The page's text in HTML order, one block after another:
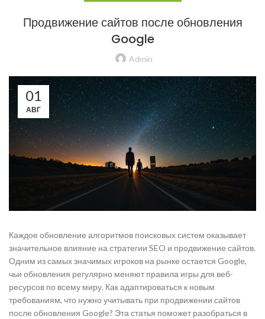
Продвижение сайтов после обновления
Google
Admin
01
АВГ
Каждое обновление алгоритмов поисковых систем оказывает
значительное влияние на стратегии SEO и продвижение сайтов.
Одним из самых значимых игроков на рынке остается Google,
чьи обновления регулярно меняют правила игры для веб-
ресурсов по всему миру. Как адаптироваться к новым
требованиям, что нужно учитывать при продвижении сайтов
после обновления Google? Эта статья поможет разобраться в